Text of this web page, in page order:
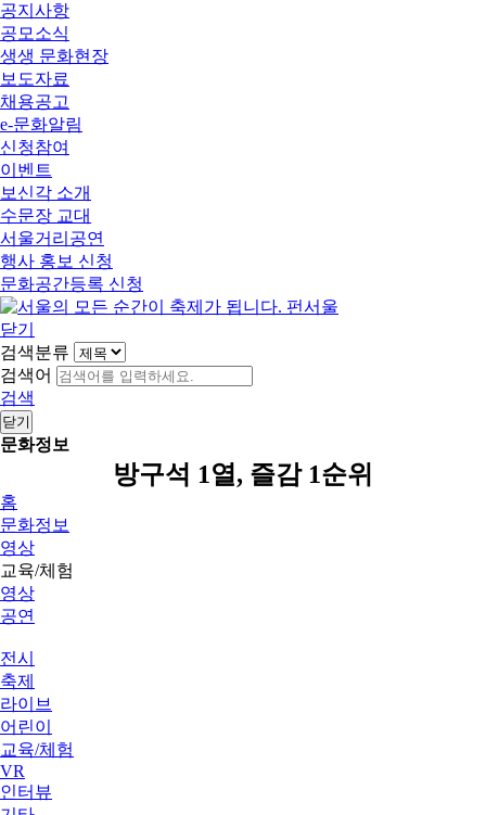
공지사항
공모소식
생생 문화현장
보도자료
채용공고
e-문화알림
신청참여
이벤트
보신각 소개
수문장 교대
서울거리공연
행사 홍보 신청
문화공간등록 신청
닫기
검색분류
검색어
검색
닫기
문화정보
방구석 1열, 즐감 1순위
홈
문화정보
영상
교육/체험
영상
공연
전시
축제
라이브
어린이
교육/체험
VR
인터뷰